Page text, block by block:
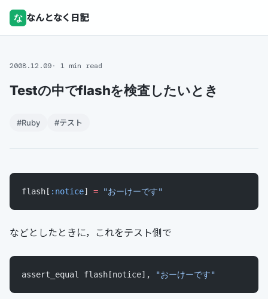
な なんとなく日記
2008.12.09 1 min read
Testの中でflashを検査したいとき
#Ruby #テスト
flash[ :notice] = "おーけーです"
などとしたときに，これをテスト側で
assert_equal flash[notice], "おーけーです"